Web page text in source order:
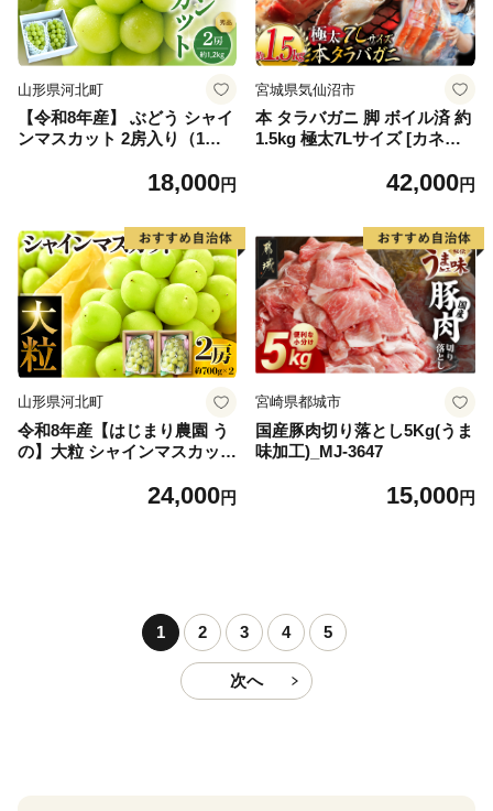
山形県河北町
【令和8年産】 ぶどう シャイ
ンマスカット 2房入り（1房6
産【山形eLab】 ka074-023-r
18,000円
宮城県気仙沼市
本 タラバガニ 脚 ボイル済 約
1.5kg 極太7Lサイズ [カネダ
6] カニ かに 蟹 たらばがに た
42,000円
山形県河北町
令和8年産【はじまり農園 う
の】大粒 シャインマスカット
河北町産 【河北町観光物産協
24,000円
宮崎県都城市
国産豚肉切り落とし5Kg(うま
味加工)_MJ-3647
15,000円
1 2 3 4 5
次へ